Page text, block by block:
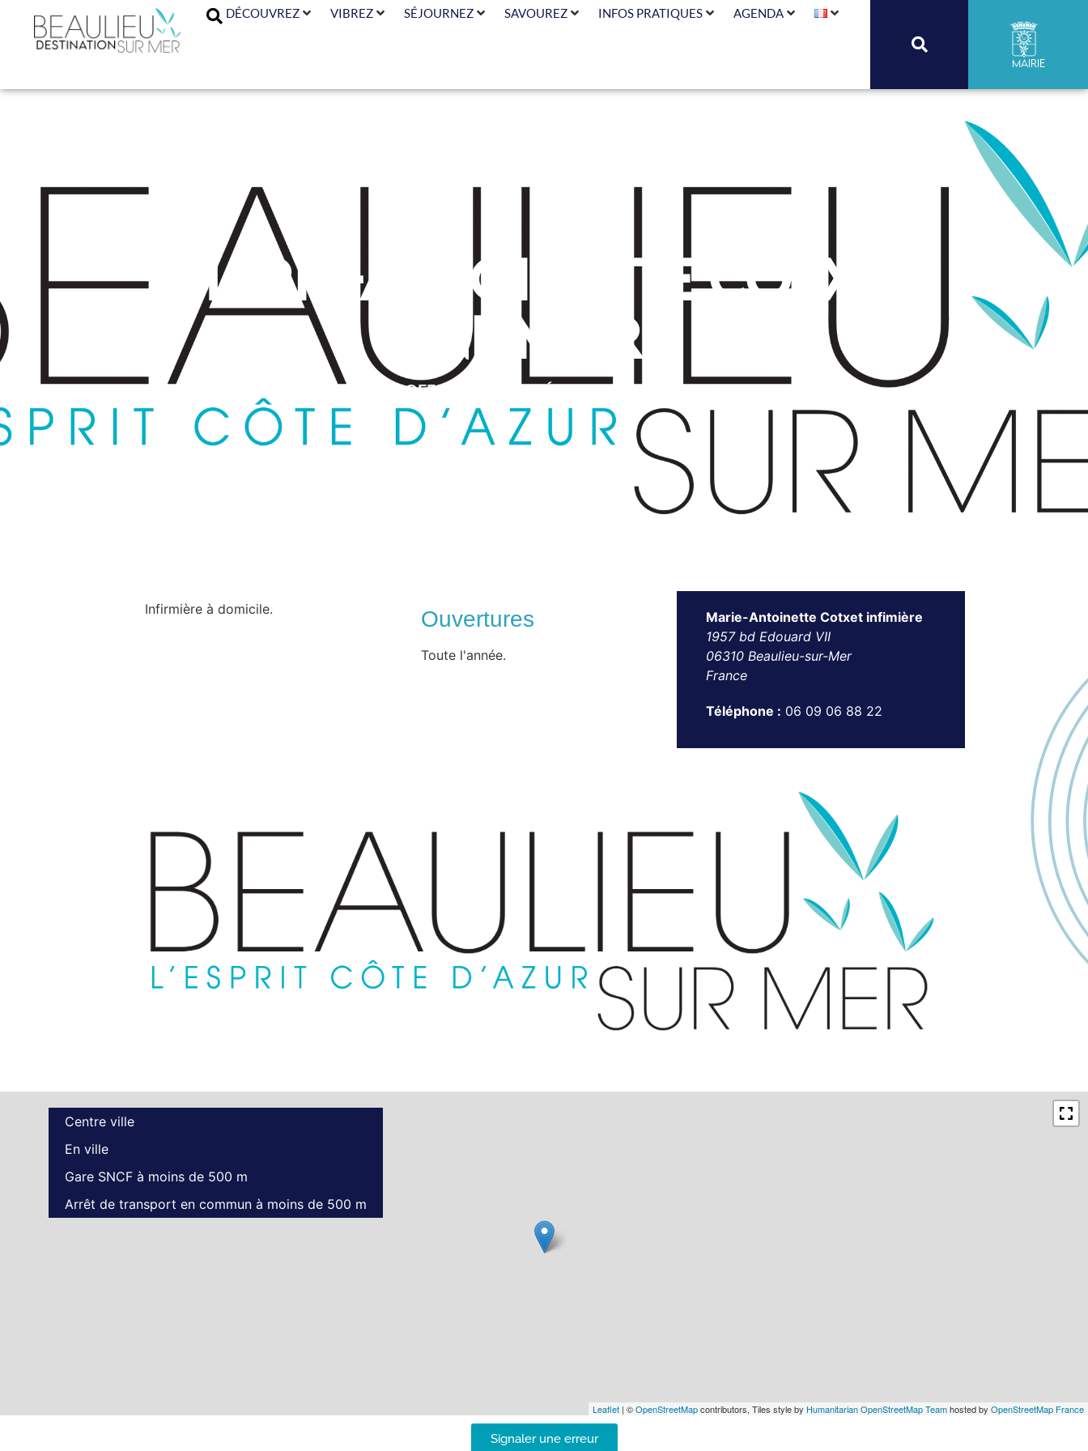
DÉCOUVREZ VIBREZ SÉJOURNEZ SAVOUREZ INFOS PRATIQUES AGENDA
Mairie
Marie-Antoinette Cotxet
infimière
PROFESSION PARAMÉDICALE – INFIRMIER
Infirmière à domicile. Ouvertures
Toute l'année.
Marie-Antoinette Cotxet infimière
1957 bd Edouard VII
06310 Beaulieu-sur-Mer
France
Téléphone : 06 09 06 88 22
Leaflet | ©OpenStreetMapcontributors, Tiles style by Humanitarian OpenStreetMap Teamhosted by OpenStreetMap France
Centre ville
En ville
Gare SNCF à moins de 500 m
Arrêt de transport en commun à moins de 500 m
Signaler une erreur